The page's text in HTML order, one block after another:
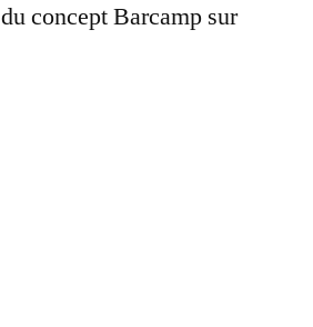
du concept Barcamp sur